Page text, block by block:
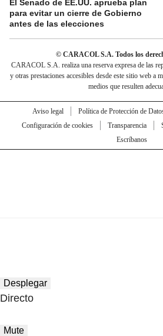
El Senado de EE.UU. aprueba plan
para evitar un cierre de Gobierno
antes de las elecciones
© CARACOL S.A. Todos los
CARACOL S.A. realiza una reserva expresa de las
y otras prestaciones accesibles desde este sitio web a
medios que resulten
Aviso legal Política de Protección de
Configuración de cookies
Transparencia
Escríbanos
Desplegar
Directo
Mute